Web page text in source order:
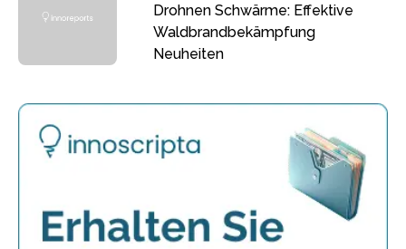
Drohnen Schwärme: Effektive
Waldbrandbekämpfung
Neuheiten